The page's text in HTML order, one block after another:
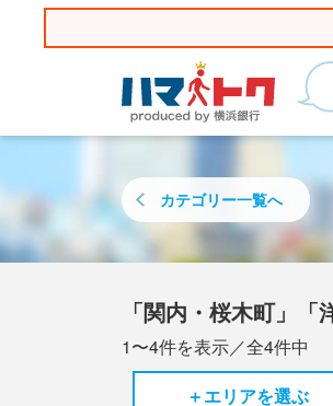
カテゴリー一覧へ
「関内・桜木町」
1〜4件を表示／全4件中
＋エリアを選ぶ